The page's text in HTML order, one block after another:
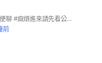
#星座 #心情 #隨便聊 #麻煩進來請先看公告還有記事本。 #請配合在名字的《前面》加上星座符號 !!!《前面》《前面》《前面》!!! ♈️#牡羊♉️#金牛♊️#雙子 ♋️#巨蟹♌️#獅子♍️#處女 ♎️#天秤♏️#天蠍♐️#射手 ♑️#魔羯♒️#水瓶♓️#雙魚 ♈️#牡羊座♉️#金牛座♊️#雙子座 ♋️#巨蟹座♌️#獅子座♍️#處女座 ♎️#天秤座♏️#天蠍座♐️#射手座 ♑️#魔羯座♒️#水瓶座♓️#雙魚座
前